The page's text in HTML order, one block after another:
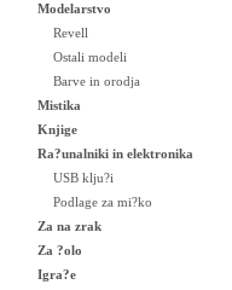
Modelarstvo
Revell
Ostali modeli
Barve in orodja
Mistika
Knjige
Ra?unalniki in elektronika
USB klju?i
Podlage za mi?ko
Za na zrak
Za ?olo
Igra?e